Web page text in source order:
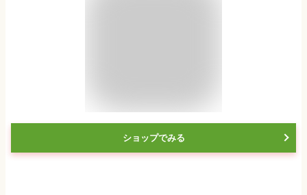
ショップでみる